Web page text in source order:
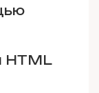
HTML